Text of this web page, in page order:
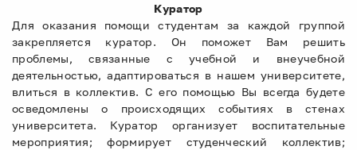
Куратор
Для оказания помощи студентам за каждой группой
закрепляется куратор. Он поможет Вам решить
проблемы, связанные с учебной и внеучебной
деятельностью, адаптироваться в нашем университете,
влиться в коллектив. С его помощью Вы всегда будете
осведомлены о происходящих событиях в стенах
университета. Куратор организует воспитательные
мероприятия; формирует студенческий коллектив;